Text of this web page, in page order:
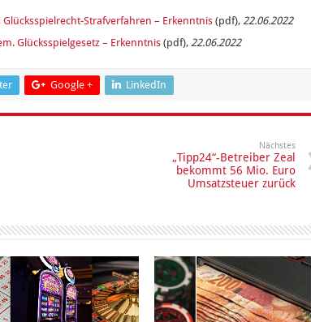
Glücksspielrecht-Strafverfahren – Erkenntnis (pdf), 22.06.2022
Glücksspielgesetz – Erkenntnis (pdf), 22.06.2022
Google + LinkedIn
Nächstes
„Tipp24“-Betreiber Zeal
bekommt 56 Mio. Euro
Umsatzsteuer zurück